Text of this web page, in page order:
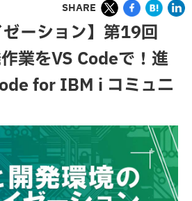
SHARE
ゼーション】第19回
業をVS Codeで！進
for IBM i コミュニ